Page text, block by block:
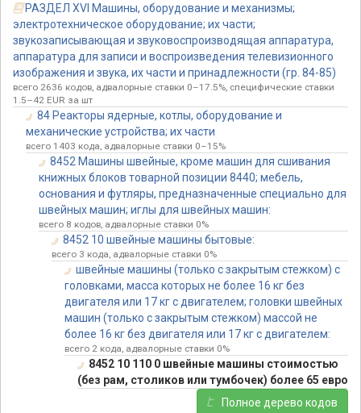
РАЗДЕЛ XVI Машины, оборудование и механизмы;
электротехническое оборудование; их части;
звукозаписывающая и звуковоспроизводящая аппаратура,
аппаратура для записи и воспроизведения телевизионного
изображения и звука, их части и принадлежности (гр. 84-85)
всего 2636 кодов, адвалорные ставки 0–17.5%, специфические ставки
1.5–42 EUR за шт
84 Реакторы ядерные, котлы, оборудование и
механические устройства; их части
всего 1403 кода, адвалорные ставки 0–15%
8452 Машины швейные, кроме машин для сшивания
книжных блоков товарной позиции 8440; мебель,
основания и футляры, предназначенные специально для
швейных машин; иглы для швейных машин:
всего 8 кодов, адвалорные ставки 0%
8452 10 швейные машины бытовые:
всего 3 кода, адвалорные ставки 0%
швейные машины (только с закрытым стежком) с
головками, масса которых не более 16 кг без
двигателя или 17 кг с двигателем; головки швейных
машин (только с закрытым стежком) массой не
более 16 кг без двигателя или 17 кг с двигателем:
всего 2 кода, адвалорные ставки 0%
8452 10 110 0 швейные машины стоимостью
(без рам, столиков или тумбочек) более 65 евро
Полное дерево кодов